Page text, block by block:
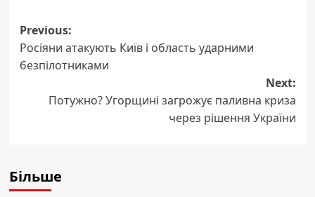
Post
navigation
Previous:
Росіяни атакують Київ і область ударними
безпілотниками
Next:
Потужно? Угорщині загрожує паливна криза
через рішення України
Більше